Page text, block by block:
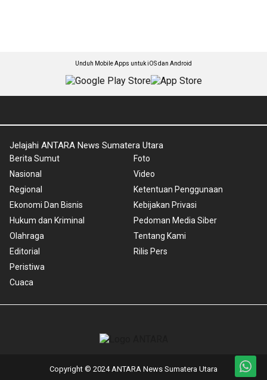
Unduh Mobile Apps untuk iOS dan Android
Jelajahi ANTARA News Sumatera Utara
Berita Sumut
Nasional
Regional
Ekonomi Dan Bisnis
Hukum dan Kriminal
Olahraga
Editorial
Peristiwa
Cuaca
Foto
Video
Ketentuan Penggunaan
Kebijakan Privasi
Pedoman Media Siber
Tentang Kami
Rilis Pers
Copyright © 2024 ANTARA News Sumatera Utara